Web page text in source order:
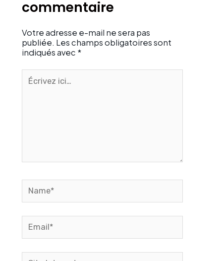
commentaire
Votre adresse e-mail ne sera pas
publiée. Les champs obligatoires sont
indiqués avec *
Écrivez
ici…
Name*
Email*
Site